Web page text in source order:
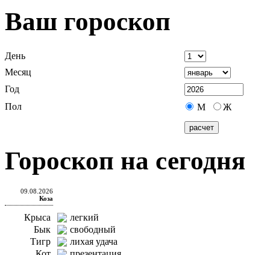
Ваш гороскоп
День
Месяц
Год
Пол
М Ж
Гороскоп на сегодня
09.08.2026
Коза
Крыса
легкий
Бык
свободный
Тигр
лихая удача